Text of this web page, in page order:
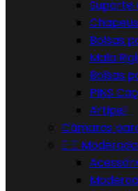
Suporte
Bolsas
Mala
Bolsas
PINS
Artipel
Câmaras
 